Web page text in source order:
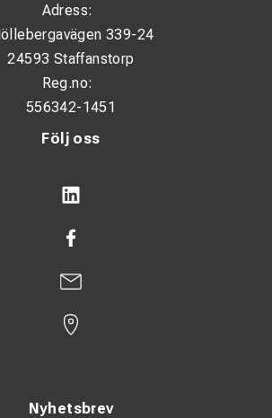
Följ oss
Nyhetsbrev
Adress:
339-24
24593 Staffanstorp
Reg.no:
556342-1451